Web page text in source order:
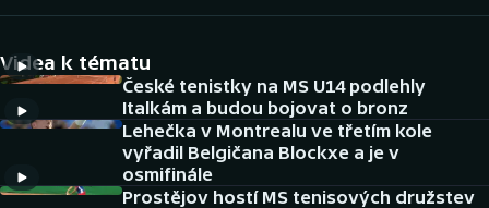
Tenis
Atletika
Cyklistika
DALŠÍ SPORTY
Videa k tématu
České tenistky na MS U14 podlehly
Italkám a budou bojovat o bronz
Lehečka v Montrealu ve třetím kole
vyřadil Belgičana Blockxe a je v
osmifinále
Prostějov hostí MS tenisových družstev